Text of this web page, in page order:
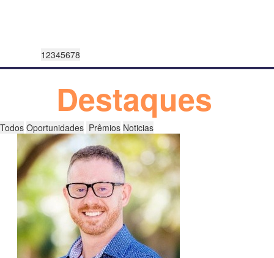
12345678
Destaques